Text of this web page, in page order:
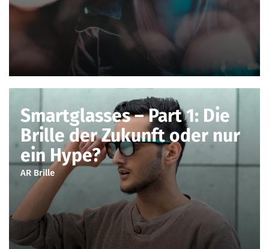
Smartglasses – Part 1: Die
Brille der Zukunft oder nur
ein Hype?
AR Brille